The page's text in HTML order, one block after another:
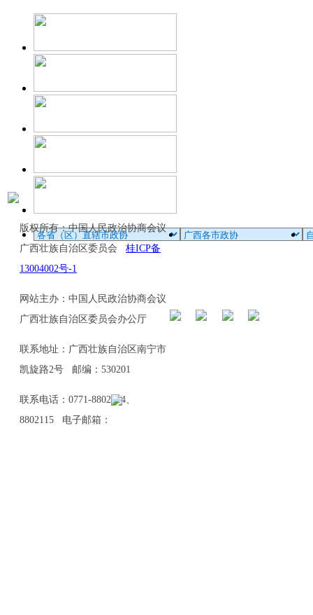
版权所有：中国人民政治协商会议
广西壮族自治区委员会 桂ICP备
13004002号-1
网站主办：中国人民政治协商会议
广西壮族自治区委员会办公厅
联系地址：广西壮族自治区南宁市
凯旋路2号 邮编：530201
联系电话：0771-8802114、
8802115 电子邮箱：